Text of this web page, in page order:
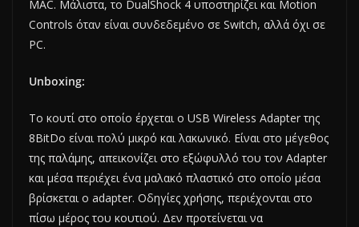
MAC. Μάλιστα, το DualShock 4 υποστηρίζει και Motion
Controls όταν είναι συνδεδεμένο σε Switch, αλλά όχι σε
PC.
Unboxing:
Το κουτί στο οποίο έρχεται ο USB Wireless Adapter της
8BitDo είναι πολύ μικρό και λακωνικό. Είναι στο μέγεθος
της παλάμης, απεικονίζει στο εξώφυλλό του τον Adapter
και μέσα περιέχει ένα μαλακό πλαστικό στο οποίο μέσα
βρίσκεται ο adapter. Οδηγίες χρήσης, περιέχονται στο
πίσω μέρος του κουτιού. Δεν προτείνεται να